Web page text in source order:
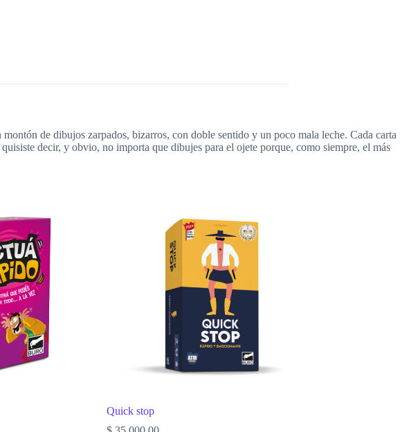
de dibujos zarpados, bizarros, con doble sentido y un poco mala leche. Cada carta
decir, y obvio, no importa que dibujes para el ojete porque, como siempre, el más
Quick stop